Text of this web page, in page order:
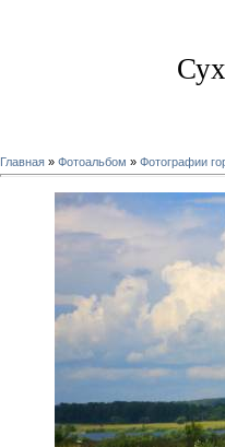
Главная » Фотоальбом » Фотографии